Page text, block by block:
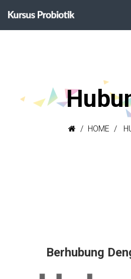
HOME
Berhubung